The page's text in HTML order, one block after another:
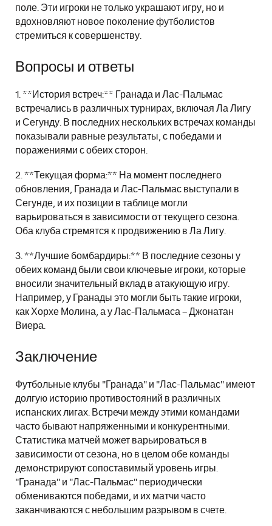
поле. Эти игроки не только украшают игру, но и
вдохновляют новое поколение футболистов
стремиться к совершенству.
Вопросы и ответы
1. **История встреч:** Гранада и Лас-Пальмас
встречались в различных турнирах, включая Ла Лигу
и Сегунду. В последних нескольких встречах команды
показывали равные результаты, с победами и
поражениями с обеих сторон.
2. **Текущая форма:** На момент последнего
обновления, Гранада и Лас-Пальмас выступали в
Сегунде, и их позиции в таблице могли
варьироваться в зависимости от текущего сезона.
Оба клуба стремятся к продвижению в Ла Лигу.
3. **Лучшие бомбардиры:** В последние сезоны у
обеих команд были свои ключевые игроки, которые
вносили значительный вклад в атакующую игру.
Например, у Гранады это могли быть такие игроки,
как Хорхе Молина, а у Лас-Пальмаса – Джонатан
Виера.
Заключение
Футбольные клубы "Гранада" и "Лас-Пальмас" имеют
долгую историю противостояний в различных
испанских лигах. Встречи между этими командами
часто бывают напряженными и конкурентными.
Статистика матчей может варьироваться в
зависимости от сезона, но в целом обе команды
демонстрируют сопоставимый уровень игры.
"Гранада" и "Лас-Пальмас" периодически
обмениваются победами, и их матчи часто
заканчиваются с небольшим разрывом в счете.